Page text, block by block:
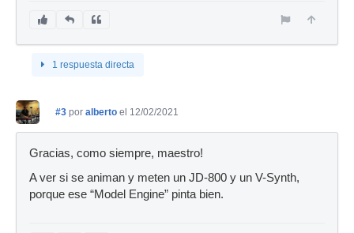
1 respuesta directa
#3 por alberto el 12/02/2021
Gracias, como siempre, maestro!
A ver si se animan y meten un JD-800 y un V-Synth,
porque ese “Model Engine” pinta bien.